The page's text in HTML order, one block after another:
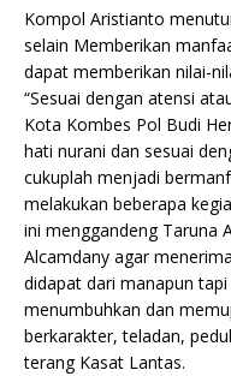
Kompol Aristianto
selain Memberikan
dapat memberikan nilai-
“Sesuai dengan atensi
Kota Kombes Pol Budi
hati nurani dan sesuai
cukuplah menjadi
melakukan beberapa
ini menggandeng Taruna
Alcamdany agar
didapat dari manapun
menumbuhkan dan
berkarakter, teladan,
terang Kasat Lantas.